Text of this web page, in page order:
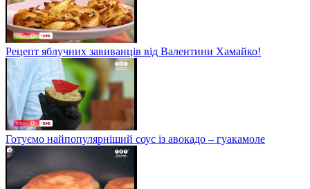
Рецепт яблучних завиванців від Валентини Хамайко!
Готуємо найпопулярніший соус із авокадо – гуакамоле